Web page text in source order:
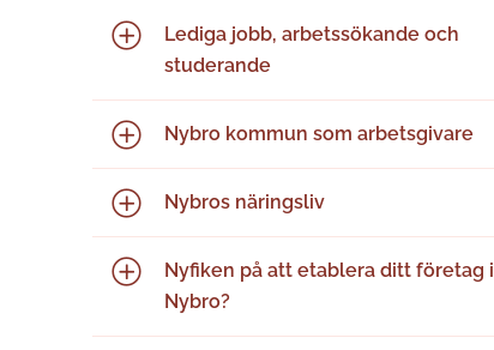
Lediga jobb, arbetssökande och
studerande
Nybro kommun som arbetsgivare
Nybros näringsliv
Nyfiken på att etablera ditt företag i
Nybro?